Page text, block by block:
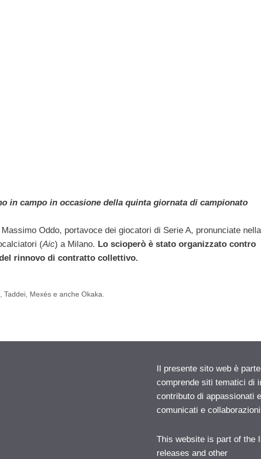
in campo in occasione della quinta giornata di campionato
Oddo, portavoce dei giocatori di Serie A, pronunciate nella
(Aic) a Milano. Lo scioperò è stato organizzato contro
rinnovo di contratto collettivo.
Mexès e anche Okaka.
Il presente sito web è
comprende siti tematici di
contributo di appassionati
comunicati e
This website is part of the
releases and other